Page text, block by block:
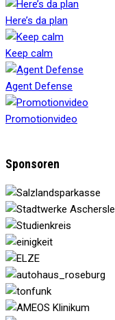
Here’s da plan
Keep calm
Agent Defense
Promotionvideo
Sponsoren